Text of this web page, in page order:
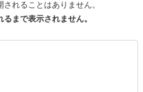
されることはありません。
まで表示されません。